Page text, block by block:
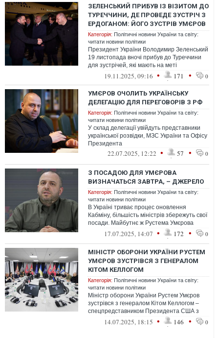
ЗЕЛЕНСЬКИЙ ПРИБУВ ІЗ ВІЗИТОМ ДО
ТУРЕЧЧИНИ, ДЕ ПРОВЕДЕ ЗУСТРІЧ З
ЕРДОГАНОМ: ЙОГО ЗУСТРІВ УМЄРОВ
Категорія: Політичні новини України та світу:
читати новини політики
Президент України Володимир Зеленський
19 листопада вночі прибув до Туреччини
для зустрічей, які мають на меті
активізувати переговори та відновити об...
19.11.2025, 09:16 • 171 • 0
УМЄРОВ ОЧОЛИТЬ УКРАЇНСЬКУ
ДЕЛЕГАЦІЮ ДЛЯ ПЕРЕГОВОРІВ З РФ
Категорія: Політичні новини України та світу:
читати новини політики
У склад делегації увійдуть представники
української розвідки, МЗС України та Офісу
Президента
22.07.2025, 12:22 • 57 • 0
З ПОСАДОЮ ДЛЯ УМЄРОВА
ВИЗНАЧАТЬСЯ ЗАВТРА, – ДЖЕРЕЛО
Категорія: Політичні новини України та світу:
читати новини політики
В Україні триває процес оновлення
Кабміну, більшість міністрів збережуть свої
посади. Майбутнє ж Рустема Умєрова
після відставки з Міноборони визначит...
17.07.2025, 14:07 • 172 • 0
МІНІСТР ОБОРОНИ УКРАЇНИ РУСТЕМ
УМЄРОВ ЗУСТРІВСЯ З ГЕНЕРАЛОМ
КІТОМ КЕЛЛОГОМ
Категорія: Політичні новини України та світу:
читати новини політики
Міністр оборони України Рустем Умєров
зустрівся з генералом Кітом Келлогом –
спецпредставником Президента США з
питань України.
14.07.2025, 18:15 • 146 • 0